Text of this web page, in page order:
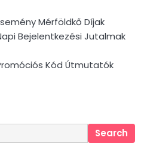
Mérföldkő Díjak
Bejelentkezési Jutalmak
Kód Útmutatók